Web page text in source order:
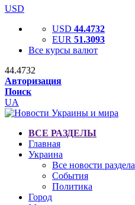
USD
USD 44.4732
EUR 51.3093
Все курсы валют
44.4732
Авторизация
Поиск
UA
ВСЕ РАЗДЕЛЫ
Главная
Украина
Все новости раздела
События
Политика
Город